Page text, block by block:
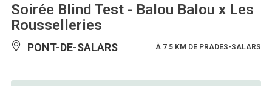
Soirée Blind Test - Balou Balou x Les
Rousselleries
PONT-DE-SALARS À 7.5 KM DE PRADES-SALARS